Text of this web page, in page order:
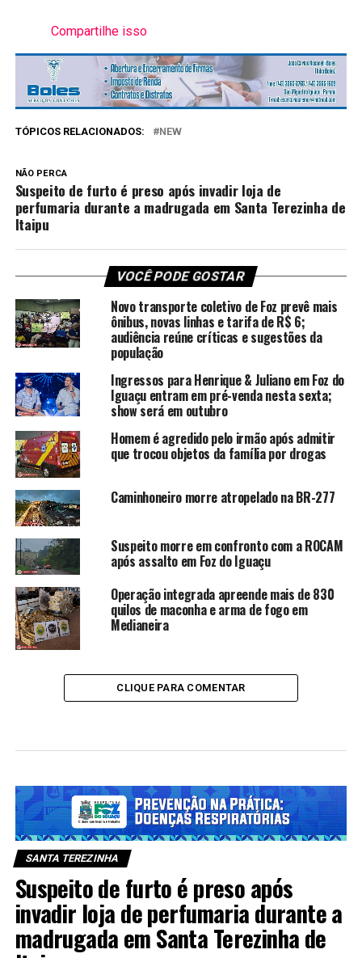
Compartilhe isso
TÓPICOS RELACIONADOS: NEW
NÃO PERCA
Suspeito de furto é preso após invadir loja de
perfumaria durante a madrugada em Santa Terezinha de
Itaipu
VOCÊ PODE GOSTAR
Novo transporte coletivo de Foz prevê mais
ônibus, novas linhas e tarifa de R$ 6;
audiência reúne críticas e sugestões da
população
Ingressos para Henrique & Juliano em Foz do
Iguaçu entram em pré-venda nesta sexta;
show será em outubro
Homem é agredido pelo irmão após admitir
que trocou objetos da família por drogas
Caminhoneiro morre atropelado na BR-277
Suspeito morre em confronto com a ROCAM
após assalto em Foz do Iguaçu
Operação integrada apreende mais de 830
quilos de maconha e arma de fogo em
Medianeira
CLIQUE PARA COMENTAR
SANTA TEREZINHA
Suspeito de furto é preso após
invadir loja de perfumaria durante a
madrugada em Santa Terezinha de